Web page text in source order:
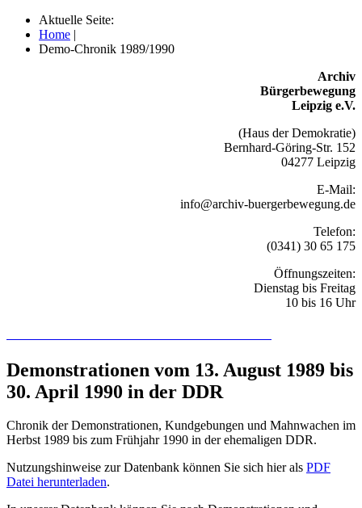
Aktuelle Seite:
Home |
Demo-Chronik 1989/1990
Archiv
Bürgerbewegung
Leipzig e.V.
(Haus der Demokratie)
Bernhard-Göring-Str. 152
04277 Leipzig
E-Mail:
info@archiv-buergerbewegung.de
Telefon:
(0341) 30 65 175
Öffnungszeiten:
Dienstag bis Freitag
10 bis 16 Uhr
Demonstrationen vom 13. August 1989 bis
30. April 1990 in der DDR
Chronik der Demonstrationen, Kundgebungen und Mahnwachen im
Herbst 1989 bis zum Frühjahr 1990 in der ehemaligen DDR.
Nutzungshinweise zur Datenbank können Sie sich hier als PDF
Datei herunterladen.